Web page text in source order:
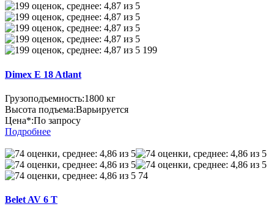
199
Dimex E 18 Atlant
Грузоподъемность:1800 кг
Высота подъема:Варьируется
Цена*:По запросу
Подробнее
74
Belet AV 6 T